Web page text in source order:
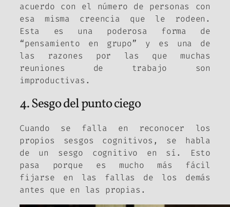
acuerdo con el número de personas con
esa misma creencia que le rodeen.
Esta es una poderosa forma de
“pensamiento en grupo” y es una de
las razones por las que muchas
reuniones de trabajo son
improductivas.
4. Sesgo del punto ciego
Cuando se falla en reconocer los
propios sesgos cognitivos, se habla
de un sesgo cognitivo en sí. Esto
pasa porque es mucho más fácil
fijarse en las fallas de los demás
antes que en las propias.